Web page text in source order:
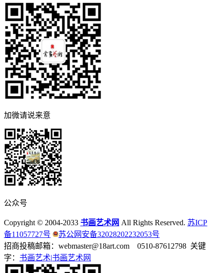
加微请说来意
公众号
Copyright © 2004-2033 书画艺术网 All Rights Reserved. 苏ICP
备11057727号
苏公网安备32028202232053号
招商投稿邮箱：webmaster@18art.com 0510-87612798 关键
字： 书画艺术|书画艺术网